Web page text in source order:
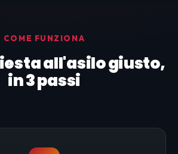
COME FUNZIONA
all'asilo giusto,
in 3 passi